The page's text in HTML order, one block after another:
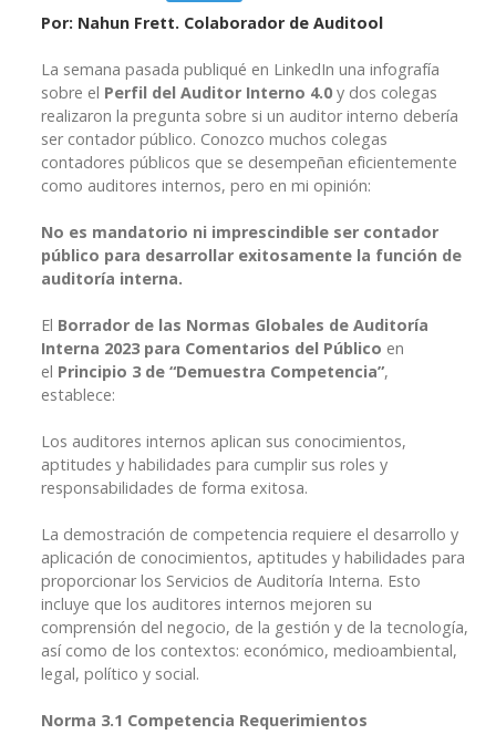
Por: Nahun Frett. Colaborador de Auditool
La semana pasada publiqué en LinkedIn una infografía
sobre el Perfil del Auditor Interno 4.0 y dos colegas
realizaron la pregunta sobre si un auditor interno debería
ser contador público. Conozco muchos colegas
contadores públicos que se desempeñan eficientemente
como auditores internos, pero en mi opinión:
No es mandatorio ni imprescindible ser contador
público para desarrollar exitosamente la función de
auditoría interna.
El Borrador de las Normas Globales de Auditoría
Interna 2023 para Comentarios del Público en
el Principio 3 de “Demuestra Competencia”,
establece:
Los auditores internos aplican sus conocimientos,
aptitudes y habilidades para cumplir sus roles y
responsabilidades de forma exitosa.
La demostración de competencia requiere el desarrollo y
aplicación de conocimientos, aptitudes y habilidades para
proporcionar los Servicios de Auditoría Interna. Esto
incluye que los auditores internos mejoren su
comprensión del negocio, de la gestión y de la tecnología,
así como de los contextos: económico, medioambiental,
legal, político y social.
Norma 3.1 Competencia Requerimientos